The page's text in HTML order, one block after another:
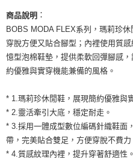
AFTEE先享後付是「在收到商品之
便利好安心！
２．便利：只要手機號碼，簡訊認證
３．安心：先確認商品／服務後，再
結帳頁面，進行簡訊認證並確認金額
２．訂單成立數日內，您將收到繳費
３．收到繳費通知簡訊後14天內，
ATM／網路銀行／等多元方式進行付
※ 請注意：結帳手續完成當下不需
購買商品的店家。未經商家同意取消
ATM付款
運送方式
全家取貨付款
付款後全家取貨
每筆NT$60，滿NT$1,500(含以
7-11取貨付款
每筆NT$60，滿NT$1,500(含以
商品說明 ：
BOBS MODA FLEX系列，瑪莉珍
穿脫方便又貼合腳型；內裡使用質
憶型泡棉鞋墊，提供柔軟回彈腳感
約優雅與實穿機能兼備的風格。
* 1.瑪莉珍休閒鞋，展現簡約優雅與
* 2.靈活牽引大底，穩定耐走。
* 3.採用一體成型數位編碼針織鞋面
帶，完美貼合雙足，方便穿脫不費力
* 4.質感紋理內裡，提升穿著舒適性。